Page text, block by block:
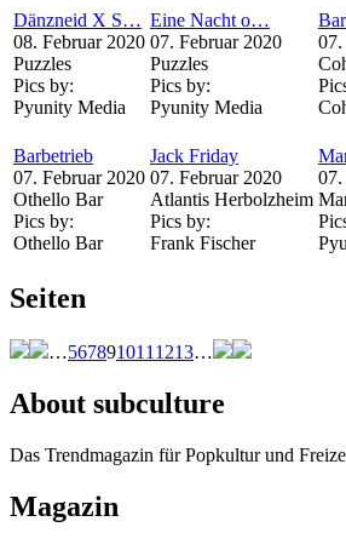
Dänzneid X S…
08. Februar 2020
Puzzles
Pics by:
Pyunity Media
Eine Nacht o…
07. Februar 2020
Puzzles
Pics by:
Pyunity Media
07.
Barbetrieb
07. Februar 2020
Othello Bar
Pics by:
Othello Bar
Jack Friday
07. Februar 2020
Atlantis Herbolzheim
Pics by:
Frank Fischer
07.
Seiten
…567891011 1213…
About subculture
Das Trendmagazin für Popkultur und
Magazin